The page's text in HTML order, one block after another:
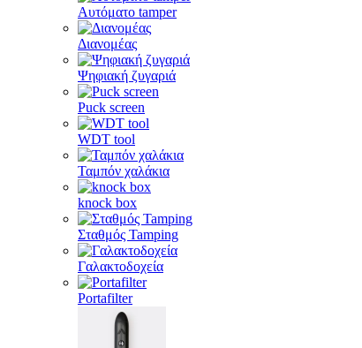
Αυτόματο tamper
Διανομέας
Ψηφιακή ζυγαριά
Puck screen
WDT tool
Ταμπόν χαλάκια
knock box
Σταθμός Tamping
Γαλακτοδοχεία
Portafilter